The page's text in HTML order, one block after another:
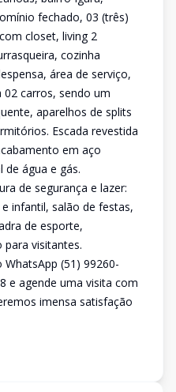
fechado, 03 (três)
closet, living 2
cozinha
área de serviço,
02 carros, sendo um
aparelhos de splits
Escada revestida
em aço
de água e gás.
de segurança e lazer:
infantil, salão de festas,
de esporte,
visitantes.
(51) 99260-
e agende uma visita com
imensa satisfação